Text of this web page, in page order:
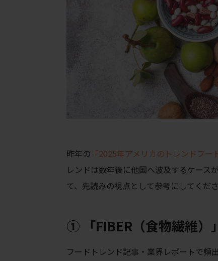
昨年の 「2025年アメリカのトレンドフー
レンドは数年後に他国へ波及するケース
て、先読みの視点として参考にしてくださ
① 「FIBER（食物繊維）
フードトレンド記事・業界レポートで頻